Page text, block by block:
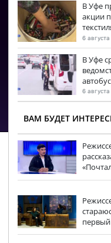
В Уфе
акции
6
В Уфе
6
ВАМ БУДЕТ
первый